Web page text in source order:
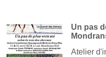
Un pas
Atelier